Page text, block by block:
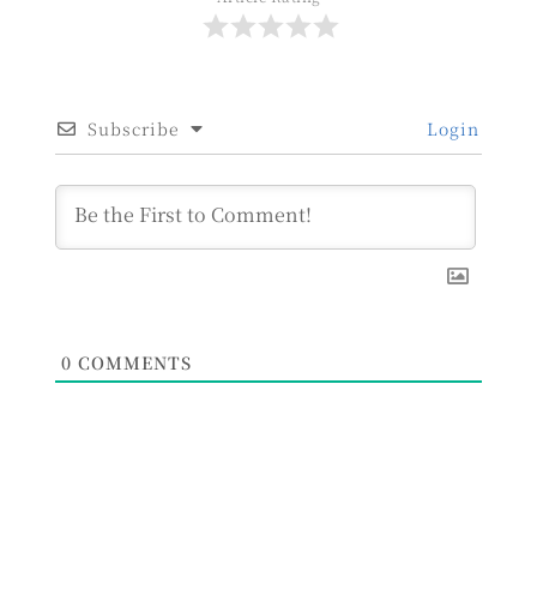
Subscribe Login
0 COMMENTS